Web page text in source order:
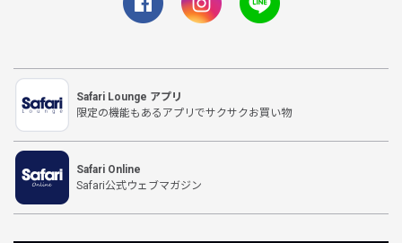
Safari Lounge アプリ
限定の機能もあるアプリでサクサクお買い物
Safari Online
Safari公式ウェブマガジン